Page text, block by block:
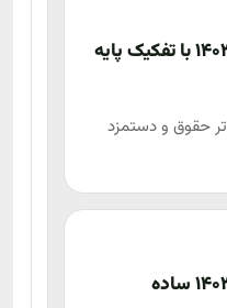
اکسل حقوق و دستمزد 1403 با تفکیک پایه
حقوق و دستمزد